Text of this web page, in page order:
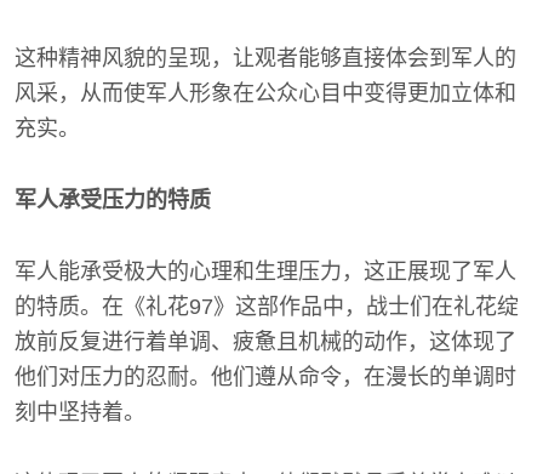
这种精神风貌的呈现，让观者能够直接体会到军人的
风采，从而使军人形象在公众心目中变得更加立体和
充实。
军人承受压力的特质
军人能承受极大的心理和生理压力，这正展现了军人
的特质。在《礼花97》这部作品中，战士们在礼花绽
放前反复进行着单调、疲惫且机械的动作，这体现了
他们对压力的忍耐。他们遵从命令，在漫长的单调时
刻中坚持着。